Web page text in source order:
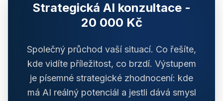
Strategická AI konzultace -
20 000 Kč
Společný průchod vaší situací. Co řešíte,
kde vidíte příležitost, co brzdí. Výstupem
je písemné strategické zhodnocení: kde
má AI reálný potenciál a jestli dává smysl